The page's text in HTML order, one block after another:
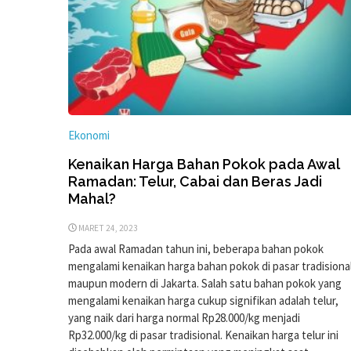
Ekonomi
Kenaikan Harga Bahan Pokok pada Awal
Ramadan: Telur, Cabai dan Beras Jadi
Mahal?
MARET 24, 2023
Pada awal Ramadan tahun ini, beberapa bahan pokok
mengalami kenaikan harga bahan pokok di pasar
maupun modern di Jakarta. Salah satu bahan pokok yang
mengalami kenaikan harga cukup signifikan adalah telur,
yang naik dari harga normal Rp28.000/kg menjadi
Rp32.000/kg di pasar tradisional. Kenaikan harga telur ini